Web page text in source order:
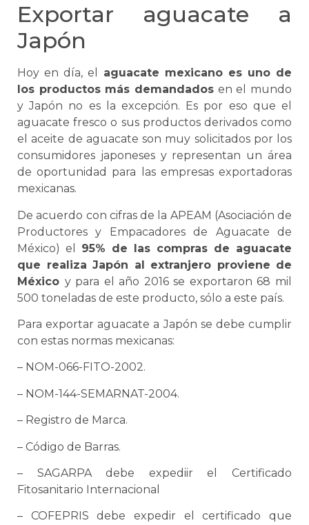
Exportar aguacate a
Japón
Hoy en día, el aguacate mexicano es uno de
los productos más demandados en el mundo
y Japón no es la excepción. Es por eso que el
aguacate fresco o sus productos derivados como
el aceite de aguacate son muy solicitados por los
consumidores japoneses y representan un área
de oportunidad para las empresas exportadoras
mexicanas.
De acuerdo con cifras de la APEAM (Asociación de
Productores y Empacadores de Aguacate de
México) el 95% de las compras de aguacate
que realiza Japón al extranjero proviene de
México y para el año 2016se exportaron 68 mil
500 toneladas de este producto, sólo a este país.
Para exportar aguacate a Japón se debe cumplir
con estas normas mexicanas:
– NOM-066-FITO-2002.
– NOM-144-SEMARNAT-2004.
– Registro de Marca.
– Código de Barras.
– SAGARPA debe expediir el Certificado
Fitosanitario Internacional
– COFEPRIS debe expedir el certificado que